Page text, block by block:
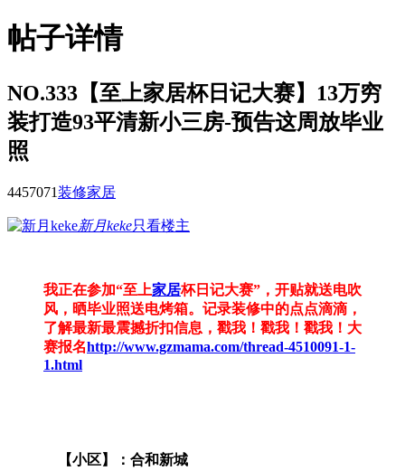
帖子详情
NO.333【至上家居杯日记大赛】13万穷
装打造93平清新小三房-预告这周放毕业
照
4457071装修家居
新月keke只看楼主
我正在参加“至上家居杯日记大赛”，开贴就送电吹
风，晒毕业照送电烤箱。记录装修中的点点滴滴，
了解最新最震撼折扣信息，戳我！戳我！戳我！大
赛报名http://www.gzmama.com/thread-4510091-1-
1.html
【小区】：合和新城